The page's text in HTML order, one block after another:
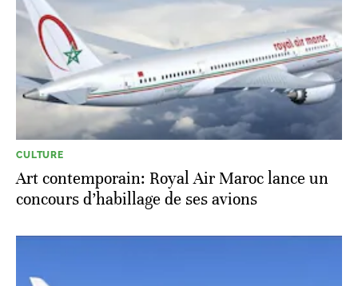
CULTURE
Art contemporain: Royal Air Maroc lance un
concours d’habillage de ses avions